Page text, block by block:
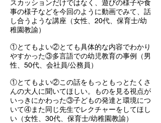
スカッションだけではなく、遊びの様子や食
事の様子などを今回のように動画でみて、話
し合うような講座（女性、20代、保育士/幼
稚園教諭）
①とてもよい②とても具体的な内容でわかり
やすかった③多言語での幼児教育の事例（男
性、50代、会社員/公務員）
①とてもよい②この話をもっともっとたくさ
んの大人に聞いてほしい。ものを見る視点が
いっきにかわった③子どもの発達と環境につ
いて④また同じ先生でレクチャーをしてほし
い（女性、30代、保育士/幼稚園教諭）